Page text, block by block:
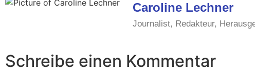
Caroline Lechner
Journalist, Redakteur,
Schreibe einen Kommentar